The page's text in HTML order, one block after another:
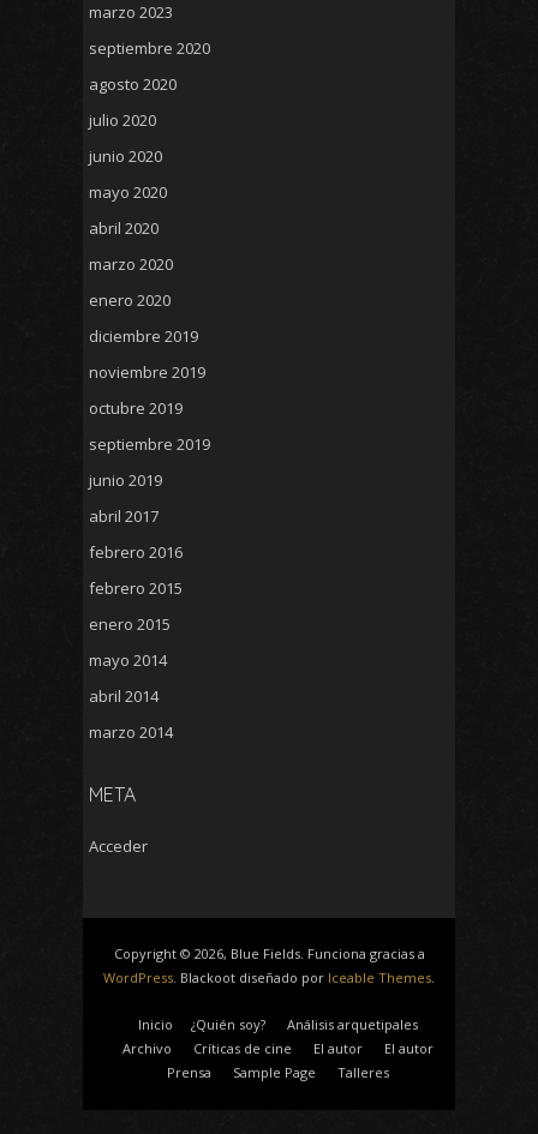
marzo 2023
septiembre 2020
agosto 2020
julio 2020
junio 2020
mayo 2020
abril 2020
marzo 2020
enero 2020
diciembre 2019
noviembre 2019
octubre 2019
septiembre 2019
junio 2019
abril 2017
febrero 2016
febrero 2015
enero 2015
mayo 2014
abril 2014
marzo 2014
META
Acceder
Copyright © 2026, Blue Fields. Funciona gracias a
WordPress. Blackoot diseñado por Iceable Themes.
Inicio ¿Quién soy?
Análisis arquetipales
Archivo
Críticas de cine El autor
El autor
Prensa
Sample Page Talleres